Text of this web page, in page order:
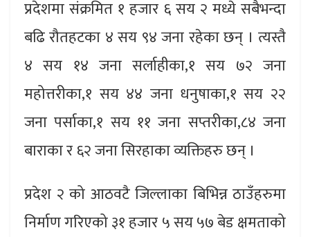
प्रदेशमा संक्रमित १ हजार ६ सय २ मध्ये सबैभन्दा
बढि रौतहटका ४ सय ९४ जना रहेका छन् । त्यस्तै
४ सय १४ जना सर्लाहीका,१ सय ७२ जना
महोत्तरीका,१ सय ४४ जना धनुषाका,१ सय २२
जना पर्साका,१ सय ११ जना सप्तरीका,८४ जना
बाराका र ६२ जना सिरहाका व्यक्तिहरु छन् ।
प्रदेश २ को आठवटै जिल्लाका बिभिन्न ठाउँहरुमा
निर्माण गरिएको ३१ हजार ५ सय ५७ बेड क्षमताको